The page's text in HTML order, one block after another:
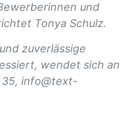
und
Tonya Schulz.
zuverlässige
wendet sich an
35, info@text-